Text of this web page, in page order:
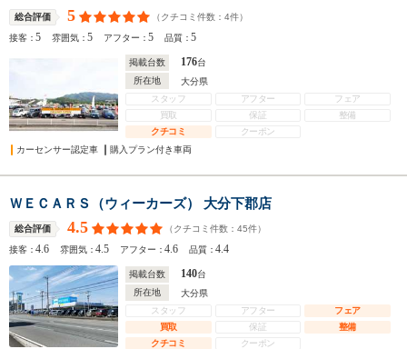
総合評価 5 （クチコミ件数： 4件）
接客：5 雰囲気：5 アフター：5 品質：5
掲載台数 176台
所在地
大分県
スタッフ
アフター
フェア
買取
保証
整備
クチコミ
クーポン
カーセンサー認定車
購入プラン付き車両
ＷＥＣＡＲＳ（ウィーカーズ） 大分下郡店
総合評価 4.5 （クチコミ件数： 45件）
接客：4.6 雰囲気：4.5 アフター：4.6 品質：4.4
掲載台数 140台
所在地
大分県
スタッフ
アフター
フェア
買取
保証
整備
クチコミ
クーポン